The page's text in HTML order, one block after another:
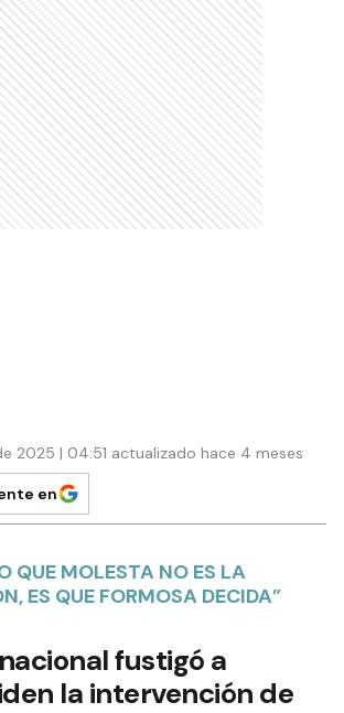
2025 | 04:51 actualizado hace 4 meses
en
QUE MOLESTA NO ES LA
ES QUE FORMOSA DECIDA”
fustigó a
la intervención de